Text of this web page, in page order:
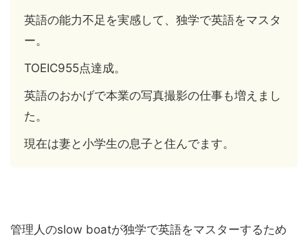
英語の能力不足を実感して、独学で英語をマスタ
ー。
TOEIC955点達成。
英語のおかげで本業の写真撮影の仕事も増えまし
た。
現在は妻と小学生の息子と住んでます。
管理人のslow boatが独学で英語をマスターするため